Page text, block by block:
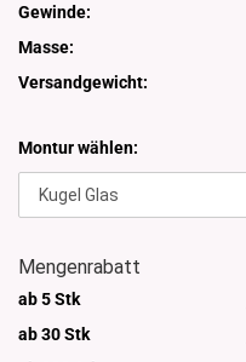
Gewinde:
Masse:
Versandgewicht:
Montur wählen:
Mengenrabatt
ab 5 Stk
ab 30 Stk